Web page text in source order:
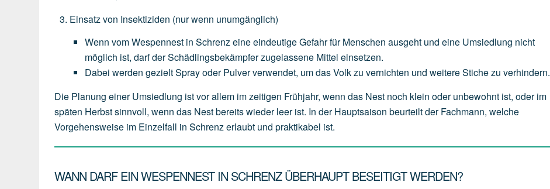
Einsatz von Insektiziden (nurwenn unumgänglich)
Wenn vomWespennest in SchrenzeineeindeutigeGefahrfür Menschen ausgeht und eine Umsiedlung nicht
möglich ist, darfderSchädlingsbekämpferzugelassene Mittel einsetzen.
Dabei werden gezieltSprayoder Pulververwendet, umdasVolkzu vernichten und weitereStichezu verhindern.
Die Planung einer Umsiedlung ist vor allem im zeitigen Frühjahr, wenn das Nest noch klein oder unbewohnt ist, oder im
späten Herbst sinnvoll, wenn das Nest bereits wieder leer ist. In der Hauptsaison beurteilt der Fachmann, welche
Vorgehensweise im Einzelfall in Schrenz erlaubt und praktikabel ist.
WANN DARF EIN WESPENNEST IN SCHRENZ ÜBERHAUPT BESEITIGT WERDEN?